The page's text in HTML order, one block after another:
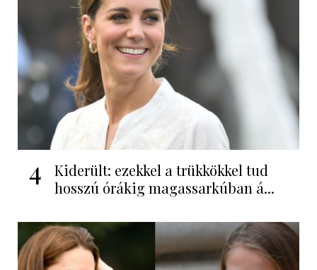
4
Kiderült: ezekkel a trükkökkel tud
hosszú órákig magassarkúban á...